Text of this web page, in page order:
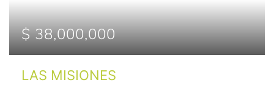
$ 38,000,000
LAS MISIONES